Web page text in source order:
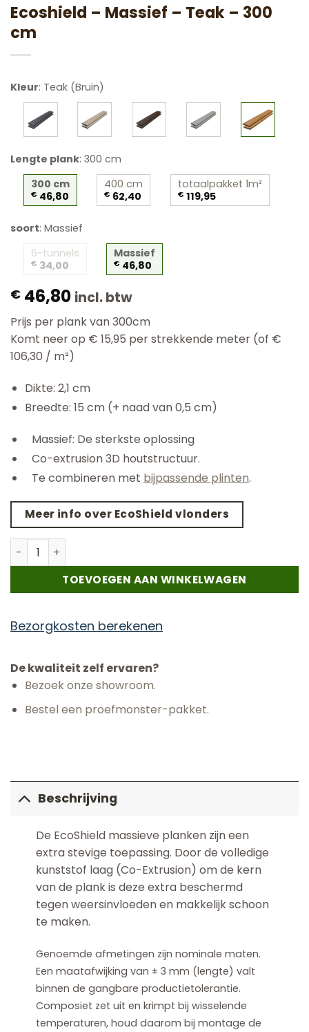
Ecoshield – Massief – Teak – 300
cm
Kleur: Teak (Bruin)
Lengte plank: 300 cm
300 cm
€ 46,80
400 cm
€ 62,40
totaalpakket 1m²
€ 119,95
soort: Massief
6-tunnels
€ 34,00
Massief
€ 46,80
€ 46,80 incl. btw
Prijs per plank van 300cm
Komt neer op € 15,95 per strekkende meter (of €
106,30 / m²)
Dikte: 2,1 cm
Breedte: 15 cm (+ naad van 0,5 cm)
Massief: De sterkste oplossing
Co-extrusion 3D houtstructuur.
Te combineren met bijpassende plinten.
Meer info over EcoShield vlonders
Ecoshield - Massief - Teak - 300 cm aantal
TOEVOEGEN AAN WINKELWAGEN
Bezorgkosten berekenen
De kwaliteit zelf ervaren?
Bezoek onze showroom.
Bestel een proefmonster-pakket.
Beschrijving
De EcoShield massieve planken zijn een
extra stevige toepassing. Door de volledige
kunststof laag (Co-Extrusion) om de kern
van de plank is deze extra beschermd
tegen weersinvloeden en makkelijk schoon
te maken.
Genoemde afmetingen zijn nominale maten.
Een maatafwijking van ± 3 mm (lengte) valt
binnen de gangbare productietolerantie.
Composiet zet uit en krimpt bij wisselende
temperaturen, houd daarom bij montage de